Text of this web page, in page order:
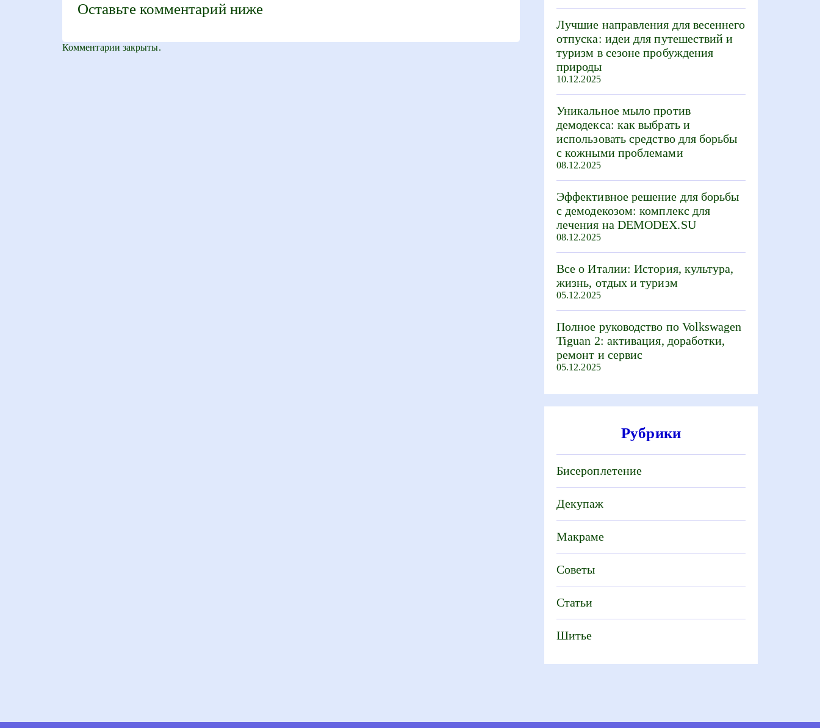
Оставьте комментарий ниже
Комментарии закрыты.
Лучшие направления для весеннего
отпуска: идеи для путешествий и
туризм в сезоне пробуждения
природы
10.12.2025
Уникальное мыло против
демодекса: как выбрать и
использовать средство для борьбы
с кожными проблемами
08.12.2025
Эффективное решение для борьбы
с демодекозом: комплекс для
лечения на DEMODEX.SU
08.12.2025
Все о Италии: История, культура,
жизнь, отдых и туризм
05.12.2025
Полное руководство по Volkswagen
Tiguan 2: активация, доработки,
ремонт и сервис
05.12.2025
Рубрики
Бисероплетение
Декупаж
Макраме
Советы
Статьи
Шитье